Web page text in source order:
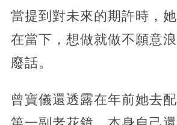
當提到對未來的期許時，
在當下，想做就做不願意
廢話。
曾寶儀還透露在年前她去